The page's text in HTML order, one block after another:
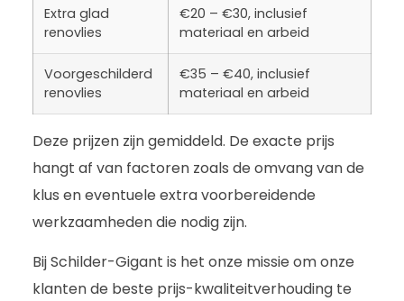
Extra glad
renovlies
€20 – €30, inclusief
materiaal en arbeid
Voorgeschilderd
renovlies
€35 – €40, inclusief
materiaal en arbeid
Deze prijzen zijn gemiddeld. De exacte prijs
hangt af van factoren zoals de omvang van de
klus en eventuele extra voorbereidende
werkzaamheden die nodig zijn.
Bij Schilder-Gigant is het onze missie om onze
klanten de beste prijs-kwaliteitverhouding te